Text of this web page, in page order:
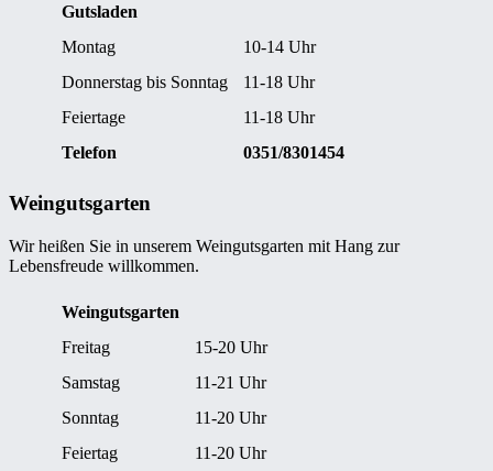
Gutsladen
Montag
10-14 Uhr
Donnerstag bis Sonntag
11-18 Uhr
Feiertage
11-18 Uhr
Telefon
0351/8301454
Weingutsgarten
Wir heißen Sie in unserem Weingutsgarten mit Hang zur
Lebensfreude willkommen.
Weingutsgarten
Freitag
15-20 Uhr
Samstag
11-21 Uhr
Sonntag
11-20 Uhr
Feiertag
11-20 Uhr